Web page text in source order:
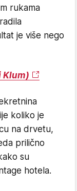
rukama
je više nego
Klum)
koliko je
na drvetu,
prilično
su
hotela.